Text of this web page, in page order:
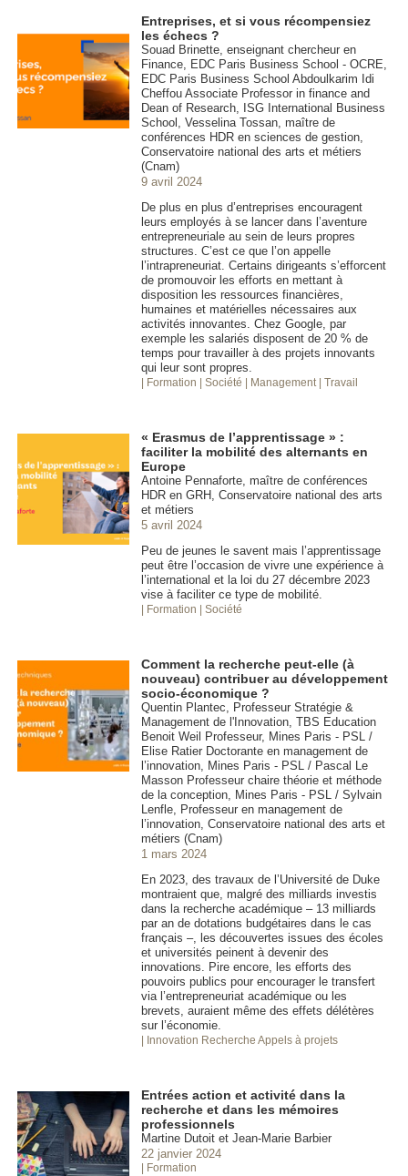
Entreprises, et si vous récompensiez
les échecs ?
Souad Brinette, enseignant chercheur en
Finance, EDC Paris Business School - OCRE,
EDC Paris Business School Abdoulkarim Idi
Cheffou Associate Professor in finance and
Dean of Research, ISG International Business
School, Vesselina Tossan, maître de
conférences HDR en sciences de gestion,
Conservatoire national des arts et métiers
(Cnam)
9 avril 2024
De plus en plus d’entreprises encouragent
leurs employés à se lancer dans l’aventure
entrepreneuriale au sein de leurs propres
structures. C’est ce que l’on appelle
l’intrapreneuriat. Certains dirigeants s’efforcent
de promouvoir les efforts en mettant à
disposition les ressources financières,
humaines et matérielles nécessaires aux
activités innovantes. Chez Google, par
exemple les salariés disposent de 20 % de
temps pour travailler à des projets innovants
qui leur sont propres.
| Formation | Société | Management | Travail
« Erasmus de l’apprentissage » :
faciliter la mobilité des alternants en
Europe
Antoine Pennaforte, maître de conférences
HDR en GRH, Conservatoire national des arts
et métiers
5 avril 2024
Peu de jeunes le savent mais l’apprentissage
peut être l’occasion de vivre une expérience à
l’international et la loi du 27 décembre 2023
vise à faciliter ce type de mobilité.
| Formation | Société
Comment la recherche peut-elle (à
nouveau) contribuer au développement
socio-économique ?
Quentin Plantec, Professeur Stratégie &
Management de l'Innovation, TBS Education
Benoit Weil Professeur, Mines Paris - PSL /
Elise Ratier Doctorante en management de
l’innovation, Mines Paris - PSL / Pascal Le
Masson Professeur chaire théorie et méthode
de la conception, Mines Paris - PSL / Sylvain
Lenfle, Professeur en management de
l’innovation, Conservatoire national des arts et
métiers (Cnam)
1 mars 2024
En 2023, des travaux de l’Université de Duke
montraient que, malgré des milliards investis
dans la recherche académique – 13 milliards
par an de dotations budgétaires dans le cas
français –, les découvertes issues des écoles
et universités peinent à devenir des
innovations. Pire encore, les efforts des
pouvoirs publics pour encourager le transfert
via l’entrepreneuriat académique ou les
brevets, auraient même des effets délétères
sur l’économie.
| Innovation Recherche Appels à projets
Entrées action et activité dans la
recherche et dans les mémoires
professionnels
Martine Dutoit et Jean-Marie Barbier
22 janvier 2024
| Formation